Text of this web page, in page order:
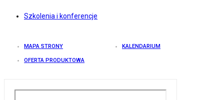
Szkolenia i konferencje
MAPA STRONY KALENDARIUM
OFERTA PRODUKTOWA